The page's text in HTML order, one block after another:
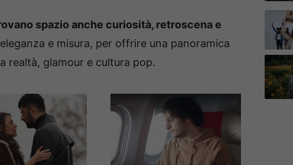
spazio anche curiosità, retroscena e
e misura, per offrire una panoramica
realtà, glamour e cultura pop.